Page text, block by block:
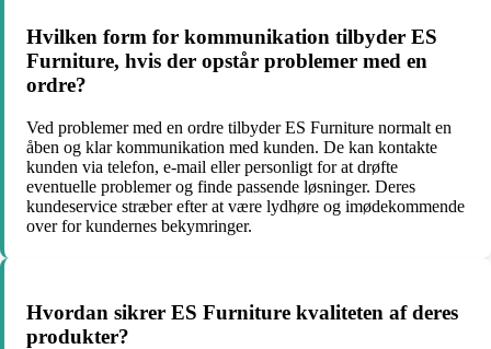
Hvilken form for kommunikation tilbyder ES
Furniture, hvis der opstår problemer med en
ordre?
Ved problemer med en ordre tilbyder ES Furniture normalt en
åben og klar kommunikation med kunden. De kan kontakte
kunden via telefon, e-mail eller personligt for at drøfte
eventuelle problemer og finde passende løsninger. Deres
kundeservice stræber efter at være lydhøre og imødekommende
over for kundernes bekymringer.
Hvordan sikrer ES Furniture kvaliteten af deres
produkter?